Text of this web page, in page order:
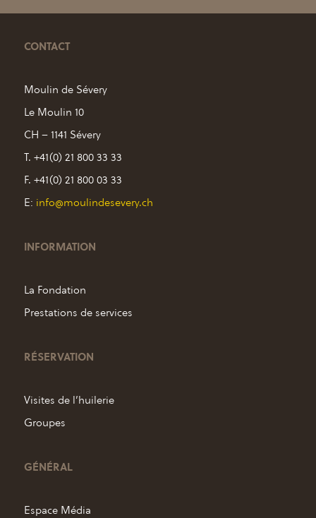
CONTACT
Moulin de Sévery
Le Moulin 10
CH – 1141 Sévery
T. +41(0) 21 800 33 33
F. +41(0) 21 800 03 33
E: info@moulindesevery.ch
INFORMATION
La Fondation
Prestations de services
RÉSERVATION
Visites de l’huilerie
Groupes
GÉNÉRAL
Espace Média